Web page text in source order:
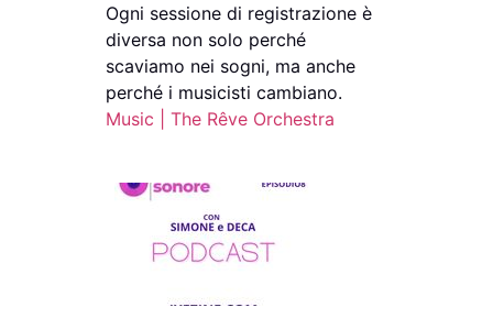
Ogni sessione di registrazione è
diversa non solo perché
scaviamo nei sogni, ma anche
perché i musicisti cambiano.
Music | The Rêve Orchestra